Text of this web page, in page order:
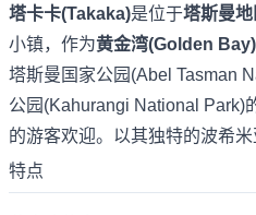
塔卡卡(Takaka)是位于塔斯曼
小镇，作为黄金湾(Golden Bay)
塔斯曼国家公园(Abel Tasman
公园(Kahurangi National Park)
的游客欢迎。以其独特的波希米
特点